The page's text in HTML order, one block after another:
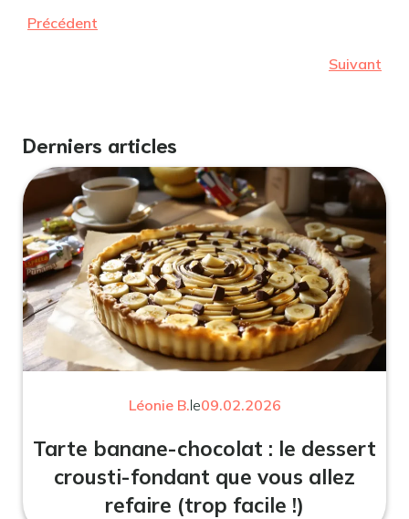
Précédent
Suivant
Derniers articles
Léonie B.le09.02.2026
Tarte banane-chocolat : le dessert
crousti-fondant que vous allez
refaire (trop facile !)